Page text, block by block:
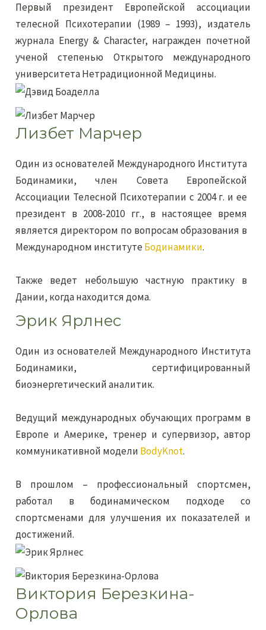
Первый президент Европейской ассоциации
телесной Психотерапии (1989 – 1993), издатель
журнала Energy & Character, награжден почетной
ученой степенью Открытого международного
университета Нетрадиционной Медицины.
Лизбет Марчер
Один из основателей Международного Института
Бодинамики, член Совета Европейской
Ассоциации Телесной Психотерапии с 2004 г. и ее
президент в 2008-2010 гг., в настоящее время
является директором по вопросам образования в
Международном институтеБодинамики.
Также ведет небольшую частную практику в
Дании, когда находится дома.
Эрик Ярлнес
Один из основателей Международного Института
Бодинамики, сертифицированный
биоэнергетический аналитик.
Ведущий международных обучающих программ в
Европе и Америке, тренер и супервизор, автор
коммуникативной модели BodyKnot.
В прошлом – профессиональный спортсмен,
работал в бодинамическом подходе со
спортсменами для улучшения их показателей и
достижений.
Виктория Березкина-
Орлова